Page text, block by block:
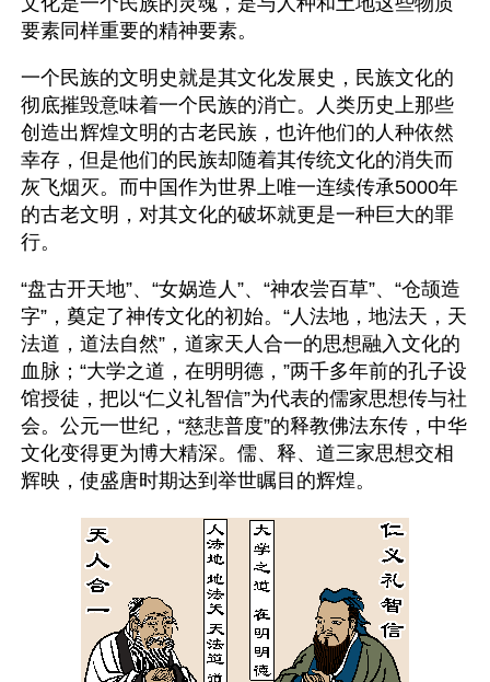
要素同样重要的精神要素。
一个民族的文明史就是其文化发展史，民族文化的
彻底摧毁意味着一个民族的消亡。人类历史上那些
创造出辉煌文明的古老民族，也许他们的人种依然
幸存，但是他们的民族却随着其传统文化的消失而
灰飞烟灭。而中国作为世界上唯一连续传承5000年
的古老文明，对其文化的破坏就更是一种巨大的罪
行。
“盘古开天地”、“女娲造人”、“神农尝百草”、“仓颉造
字”，奠定了神传文化的初始。“人法地，地法天，天
法道，道法自然”，道家天人合一的思想融入文化的
血脉；“大学之道，在明明德，”两千多年前的孔子设
馆授徒，把以“仁义礼智信”为代表的儒家思想传与社
会。公元一世纪，“慈悲普度”的释教佛法东传，中华
文化变得更为博大精深。儒、释、道三家思想交相
辉映，使盛唐时期达到举世瞩目的辉煌。